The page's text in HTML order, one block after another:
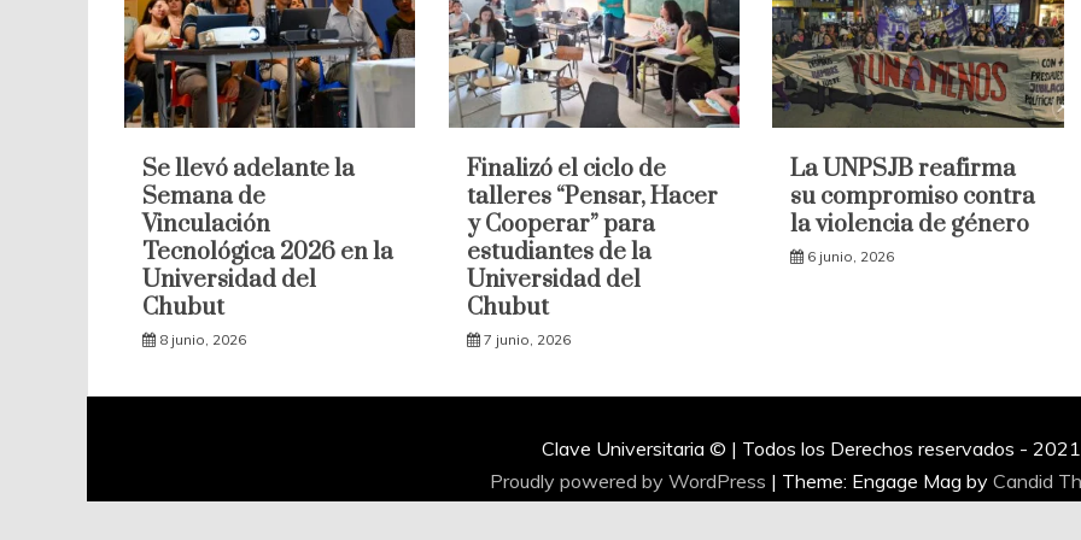
Se llevó adelante la
Semana de
Vinculación
Tecnológica 2026 en la
Universidad del
Chubut
8 junio, 2026
Finalizó el ciclo de
talleres “Pensar, Hacer
y Cooperar” para
estudiantes de la
Universidad del
Chubut
7 junio, 2026
La UNPSJB reafirma
su compromiso contra
la violencia de género
6 junio, 2026
Clave Universitaria © | Todos los Derechos reservados - 2021
Proudly powered by WordPress | Theme: Engage Mag by Candid